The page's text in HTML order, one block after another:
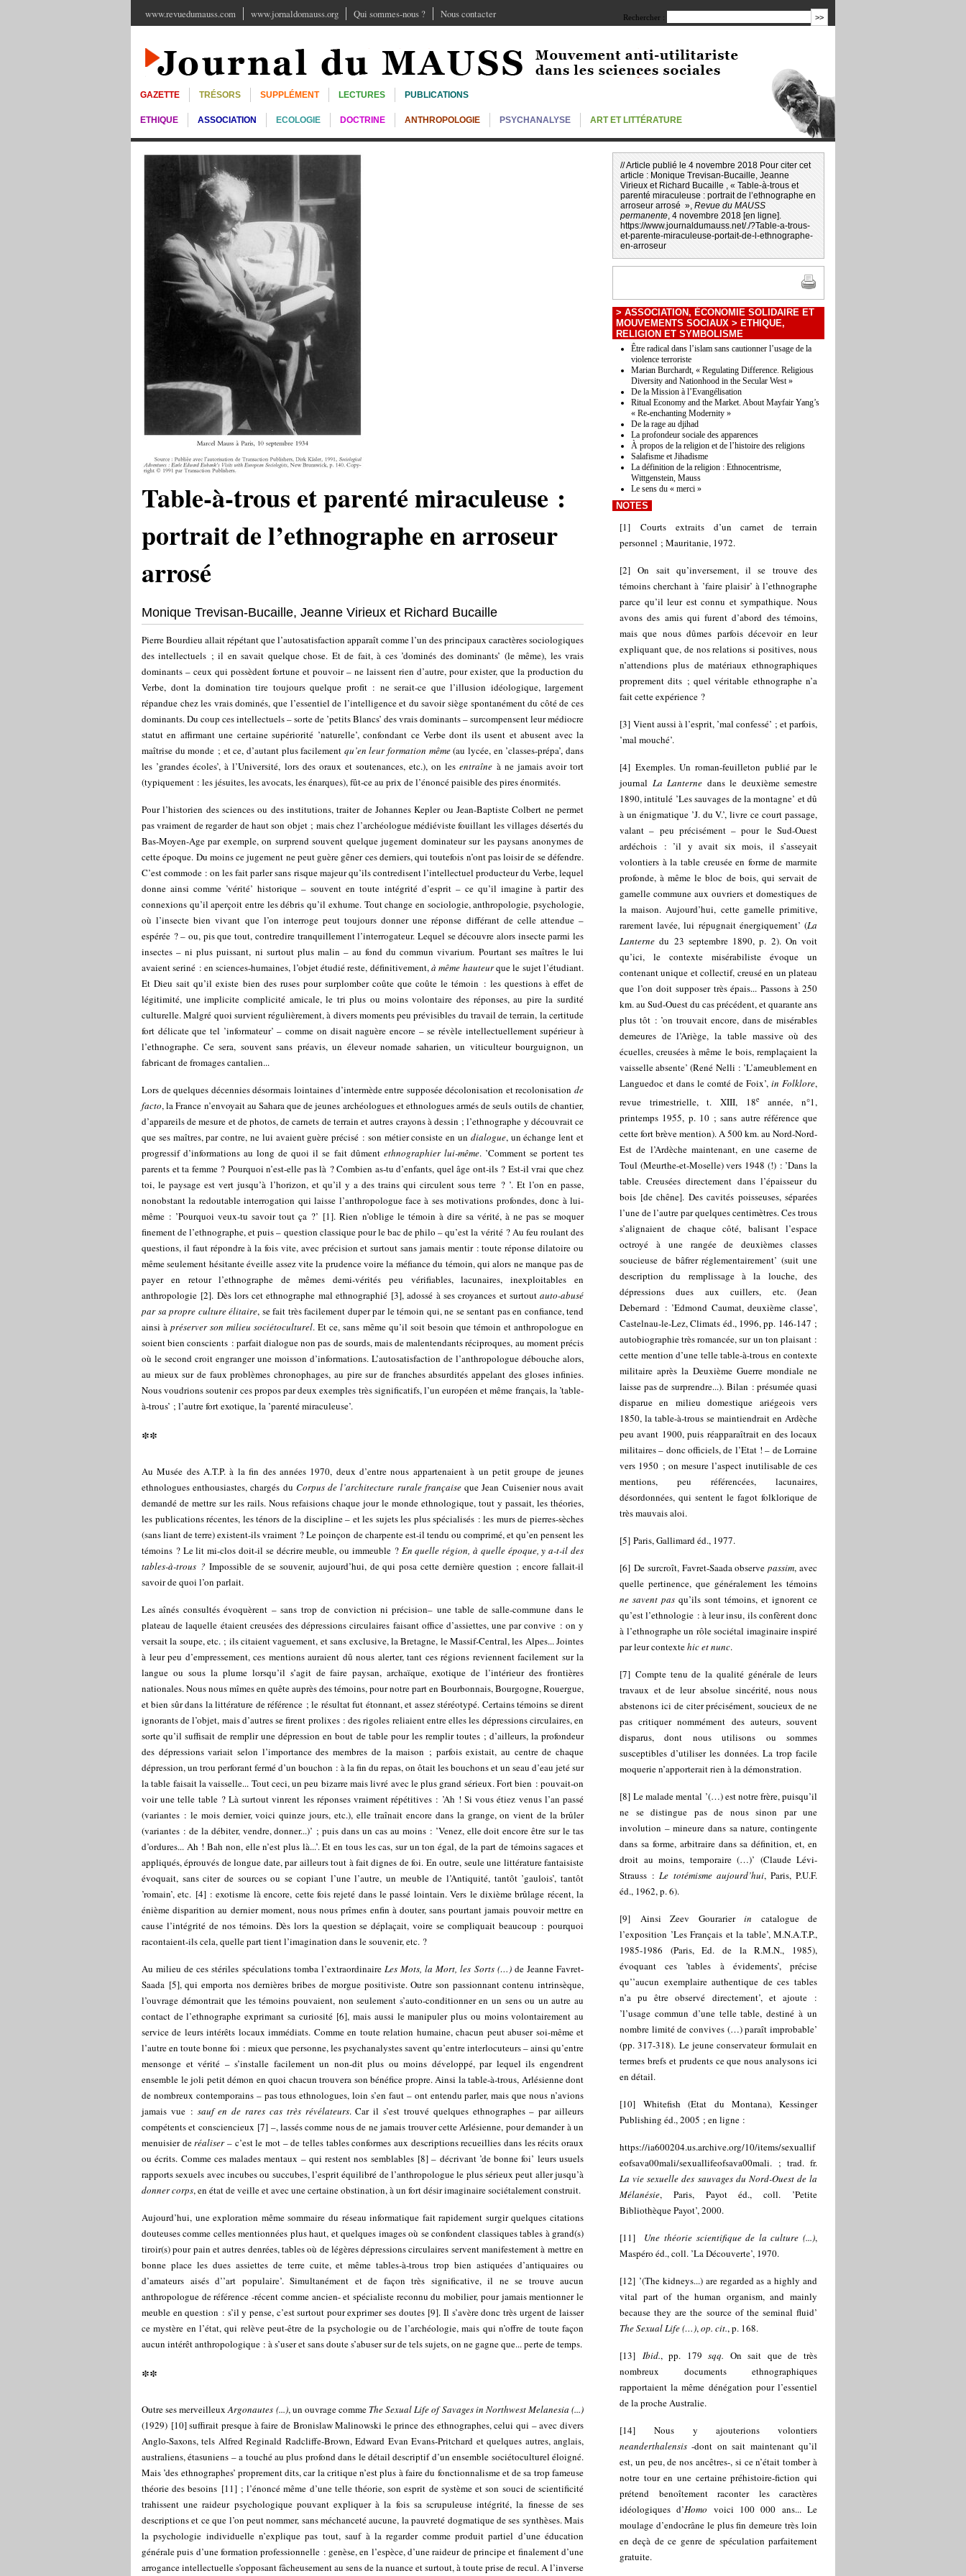
www.revuedumauss.com www.jornaldomauss.org Qui sommes-nous ? Nous contacter Rechercher :
GAZETTE TRÉSORS SUPPLÉMENT LECTURES PUBLICATIONS
ETHIQUE ASSOCIATION ECOLOGIE DOCTRINE ANTHROPOLOGIE PSYCHANALYSE ART ET LITTÉRATURE
Table-à-trous et parenté miraculeuse :
portrait de l’ethnographe en arroseur
arrosé
Monique Trevisan-Bucaille, Jeanne Virieux et Richard Bucaille
Pierre Bourdieu allait répétant que l’autosatisfaction apparaît comme l’un des principaux caractères sociologiques
des intellectuels ; il en savait quelque chose. Et de fait, à ces ’dominés des dominants’ (le même), les vrais
dominants – ceux qui possèdent fortune et pouvoir – ne laissent rien d’autre, pour exister, que la production du
Verbe, dont la domination tire toujours quelque profit : ne serait-ce que l’illusion idéologique, largement
répandue chez les vrais dominés, que l’essentiel de l’intelligence et du savoir siège spontanément du côté de ces
dominants. Du coup ces intellectuels – sorte de ’petits Blancs’ des vrais dominants – surcompensent leur médiocre
statut en affirmant une certaine supériorité ’naturelle’, confondant ce Verbe dont ils usent et abusent avec la
maîtrise du monde ; et ce, d’autant plus facilement qu’en leur formation même(au lycée, en ’classes-prépa’, dans
les ’grandes écoles’, à l’Université, lors des oraux et soutenances, etc.), on lesentraîne à ne jamais avoir tort
(typiquement : les jésuites, les avocats, les énarques), fût-ce au prix de l’énoncé paisible des pires énormités.
Pour l’historien des sciences ou des institutions, traiter de Johannes Kepler ou Jean-Baptiste Colbert ne permet
pas vraiment de regarder de haut son objet ; mais chez l’archéologue médiéviste fouillant les villages désertés du
Bas-Moyen-Age par exemple, on surprend souvent quelque jugement dominateur sur les paysans anonymes de
cette époque. Du moins ce jugement ne peut guère gêner ces derniers, qui toutefois n’ont pas loisir de se défendre.
C’est commode : on les fait parler sans risque majeur qu’ils contredisent l’intellectuel producteur du Verbe, lequel
donne ainsi comme ’vérité’ historique – souvent en toute intégrité d’esprit – ce qu’il imagine à partir des
connexions qu’il aperçoit entre les débris qu’il exhume. Tout change en sociologie, anthropologie, psychologie,
où l’insecte bien vivant que l’on interroge peut toujours donner une réponse différant de celle attendue –
espérée ? – ou, pis que tout, contredire tranquillement l’interrogateur. Lequel se découvre alors insecte parmi les
insectes – ni plus puissant, ni surtout plus malin – au fond du commun vivarium. Pourtant ses maîtres le lui
avaient seriné : en sciences-humaines, l’objet étudié reste, définitivement,à même hauteurque le sujet l’étudiant.
Et Dieu sait qu’il existe bien des ruses pour surplomber coûte que coûte le témoin : les questions à effet de
légitimité, une implicite complicité amicale, le tri plus ou moins volontaire des réponses, au pire la surdité
culturelle. Malgré quoi survient régulièrement, à divers moments peu prévisibles du travail de terrain, la certitude
fort délicate que tel ’informateur’ – comme on disait naguère encore – se révèle intellectuellement supérieur à
l’ethnographe. Ce sera, souvent sans préavis, un éleveur nomade saharien, un viticulteur bourguignon, un
fabricant de fromages cantalien...
Lors de quelques décennies désormais lointaines d’intermède entre supposée décolonisation et recolonisation de
facto, la France n’envoyait au Sahara que de jeunes archéologues et ethnologues armés de seuls outils de chantier,
d’appareils de mesure et de photos, de carnets de terrain et autres crayons à dessin ; l’ethnographe y découvrait ce
que ses maîtres, par contre, ne lui avaient guère précisé : son métier consiste en un dialogue, un échange lent et
progressif d’informations au long de quoi il se fait dûment ethnographier lui-même. ’Comment se portent tes
parents et ta femme ? Pourquoi n’est-elle pas là ? Combien as-tu d’enfants, quel âge ont-ils ? Est-il vrai que chez
toi, le paysage est vert jusqu’à l’horizon, et qu’il y a des trains qui circulent sous terre ? ’. Et l’on en passe,
nonobstant la redoutable interrogation qui laisse l’anthropologue face à ses motivations profondes, donc à lui-
même : ’Pourquoi veux-tu savoir tout ça ?’ [1]. Rien n’oblige le témoin à dire sa vérité, à ne pas se moquer
finement de l’ethnographe, et puis – question classique pour le bac de philo – qu’est la vérité ? Au feu roulant des
questions, il faut répondre à la fois vite, avec précision et surtout sans jamais mentir : toute réponse dilatoire ou
même seulement hésitante éveille assez vite la prudence voire la méfiance du témoin, qui alors ne manque pas de
payer en retour l’ethnographe de mêmes demi-vérités peu vérifiables, lacunaires, inexploitables en
anthropologie [2]. Dès lors cet ethnographe mal ethnographié[3], adossé à ses croyances et surtoutauto-abusé
par sa propre culture élitaire, se fait très facilement duper par le témoin qui, ne se sentant pas en confiance, tend
ainsi àpréserver son milieu sociétoculturel. Et ce, sans même qu’il soit besoin que témoin et anthropologue en
soient bien conscients : parfait dialogue non pas de sourds, mais de malentendants réciproques, au moment précis
où le second croit engranger une moisson d’informations. L’autosatisfaction de l’anthropologue débouche alors,
au mieux sur de faux problèmes chronophages, au pire sur de franches absurdités appelant des gloses infinies.
Nous voudrions soutenir ces propos par deux exemples très significatifs, l’un européen et même français, la ’table-
à-trous’ ; l’autre fort exotique, la ’parenté miraculeuse’.
**
Au Musée des A.T.P. à la fin des années 1970, deux d’entre nous appartenaient à un petit groupe de jeunes
ethnologues enthousiastes, chargés du Corpus de l’architecture rurale françaiseque Jean Cuisenier nous avait
demandé de mettre sur les rails. Nous refaisions chaque jour le monde ethnologique, tout y passait, les théories,
les publications récentes, les ténors de la discipline – et les sujets les plus spécialisés : les murs de pierres-sèches
(sans liant de terre) existent-ils vraiment ? Le poinçon de charpente est-il tendu ou comprimé, et qu’en pensent les
témoins ? Le lit mi-clos doit-il se décrire meuble, ou immeuble ? En quelle région, à quelle époque, y a-t-il des
tables-à-trous ? Impossible de se souvenir, aujourd’hui, de qui posa cette dernière question ; encore fallait-il
savoir de quoi l’on parlait.
Les aînés consultés évoquèrent – sans trop de conviction ni précision– une table de salle-commune dans le
plateau de laquelle étaient creusées des dépressions circulaires faisant office d’assiettes, une par convive : on y
versait la soupe, etc. ; ils citaient vaguement, et sans exclusive, la Bretagne, le Massif-Central, les Alpes... Jointes
à leur peu d’empressement, ces mentions auraient dû nous alerter, tant ces régions reviennent facilement sur la
langue ou sous la plume lorsqu’il s’agit de faire paysan, archaïque, exotique de l’intérieur des frontières
nationales. Nous nous mîmes en quête auprès des témoins, pour notre part en Bourbonnais, Bourgogne, Rouergue,
et bien sûr dans la littérature de référence ; le résultat fut étonnant, et assez stéréotypé. Certains témoins se dirent
ignorants de l’objet, mais d’autres se firent prolixes : des rigoles reliaient entre elles les dépressions circulaires, en
sorte qu’il suffisait de remplir une dépression en bout de table pour les remplir toutes ; d’ailleurs, la profondeur
des dépressions variait selon l’importance des membres de la maison ; parfois existait, au centre de chaque
dépression, un trou perforant fermé d’un bouchon : à la fin du repas, on ôtait les bouchons et un seau d’eau jeté sur
la table faisait la vaisselle... Tout ceci, un peu bizarre mais livré avec le plus grand sérieux. Fort bien : pouvait-on
voir une telle table ? Là surtout vinrent les réponses vraiment répétitives : ’Ah ! Si vous étiez venus l’an passé
(variantes : le mois dernier, voici quinze jours, etc.), elle traînait encore dans la grange, on vient de la brûler
(variantes : de la débiter, vendre, donner...)’ ; puis dans un cas au moins : ’Venez, elle doit encore être sur le tas
d’ordures... Ah ! Bah non, elle n’est plus là...’. Et en tous les cas, sur un ton égal, de la part de témoins sagaces et
appliqués, éprouvés de longue date, par ailleurs tout à fait dignes de foi. En outre, seule une littérature fantaisiste
évoquait, sans citer de sources ou se copiant l’une l’autre, un meuble de l’Antiquité, tantôt ’gaulois’, tantôt
’romain’, etc. [4]: exotisme là encore, cette fois rejeté dans le passé lointain. Vers le dixième brûlage récent, la
énième disparition au dernier moment, nous nous prîmes enfin à douter, sans pourtant jamais pouvoir mettre en
cause l’intégrité de nos témoins. Dès lors la question se déplaçait, voire se compliquait beaucoup : pourquoi
racontaient-ils cela, quelle part tient l’imagination dans le souvenir, etc. ?
Au milieu de ces stériles spéculations tomba l’extraordinaire Les Mots, la Mort, les Sorts (…) de Jeanne Favret-
Saada [5], qui emporta nos dernières bribes de morgue positiviste. Outre son passionnant contenu intrinsèque,
l’ouvrage démontrait que les témoins pouvaient, non seulement s’auto-conditionner en un sens ou un autre au
contact de l’ethnographe exprimant sa curiosité[6], mais aussi le manipuler plus ou moins volontairement au
service de leurs intérêts locaux immédiats. Comme en toute relation humaine, chacun peut abuser soi-même et
l’autre en toute bonne foi : mieux que personne, les psychanalystes savent qu’entre interlocuteurs – ainsi qu’entre
mensonge et vérité – s’installe facilement un non-dit plus ou moins développé, par lequel ils engendrent
ensemble le joli petit démon en quoi chacun trouvera son bénéfice propre. Ainsi la table-à-trous, Arlésienne dont
de nombreux contemporains – pas tous ethnologues, loin s’en faut – ont entendu parler, mais que nous n’avions
jamais vue : sauf en de rares cas très révélateurs. Car il s’est trouvé quelques ethnographes – par ailleurs
compétents et consciencieux [7] –, lassés comme nous de ne jamais trouver cette Arlésienne, pour demander à un
menuisier deréaliser– c’est le mot – de telles tables conformes aux descriptions recueillies dans les récits oraux
ou écrits. Comme ces malades mentaux – qui restent nos semblables[8] – décrivant ’de bonne foi’ leurs usuels
rapports sexuels avec incubes ou succubes, l’esprit équilibré de l’anthropologue le plus sérieux peut aller jusqu’à
donner corps, en état de veille et avec une certaine obstination, à un fort désir imaginaire sociétalement construit.
Aujourd’hui, une exploration même sommaire du réseau informatique fait rapidement surgir quelques citations
douteuses comme celles mentionnées plus haut, et quelques images où se confondent classiques tables à grand(s)
tiroir(s) pour pain et autres denrées, tables où de légères dépressions circulaires servent manifestement à mettre en
bonne place les dues assiettes de terre cuite, et même tables-à-trous trop bien astiquées d’antiquaires ou
d’amateurs aisés d’’art populaire’. Simultanément et de façon très significative, il ne se trouve aucun
anthropologue de référence -récent comme ancien- et spécialiste reconnu du mobilier, pour jamais mentionner le
meuble en question : s’il y pense, c’est surtout pour exprimer ses doutes[9]. Il s’avère donc très urgent de laisser
ce mystère en l’état, qui relève peut-être de la psychologie ou de l’archéologie, mais qui n’offre de toute façon
aucun intérêt anthropologique : à s’user et sans doute s’abuser sur de tels sujets, on ne gagne que... perte de temps.
**
Outre ses merveilleuxArgonautes (...), un ouvrage comme TheSexual Life of Savages in Northwest Melanesia (...)
(1929) [10]suffirait presque à faire de Bronislaw Malinowski le prince des ethnographes, celui qui – avec divers
Anglo-Saxons, tels Alfred Reginald Radcliffe-Brown, Edward Evan Evans-Pritchard et quelques autres, anglais,
australiens, étasuniens – a touché au plus profond dans le détail descriptif d’un ensemble sociétoculturel éloigné.
Mais ’des ethnographes’ proprement dits, car la critique n’est plus à faire du fonctionnalisme et de sa trop fameuse
théorie des besoins [11]; l’énoncé même d’une telle théorie, son esprit de système et son souci de scientificité
trahissent une raideur psychologique pouvant expliquer à la fois sa scrupuleuse intégrité, la finesse de ses
descriptions et ce que l’on peut nommer, sans méchanceté aucune, la pauvreté dogmatique de ses synthèses. Mais
la psychologie individuelle n’explique pas tout, sauf à la regarder comme produit partiel d’une éducation
générale puis d’une formation professionnelle : genèse, en l’espèce, d’une raideur de principe et finalement d’une
arrogance intellectuelle s’opposant fâcheusement au sens de la nuance et surtout, à toute prise de recul. A l’inverse
// Article publié le 4 novembre 2018 Pour citer cet
article : Monique Trevisan-Bucaille, Jeanne
Virieux et Richard Bucaille , « Table-à-trous et
parenté miraculeuse : portrait de l’ethnographe en
arroseur arrosé », Revue du MAUSS
permanente, 4 novembre 2018 [en ligne].
https://www.journaldumauss.net/./?Table-a-trous-
et-parente-miraculeuse-portait-de-l-ethnographe-
en-arroseur
> ASSOCIATION, ÉCONOMIE SOLIDAIRE ET
MOUVEMENTS SOCIAUX > ETHIQUE,
RELIGION ET SYMBOLISME
Être radical dans l’islam sans cautionner l’usage de la
violence terroriste
Marian Burchardt, « Regulating Difference. Religious
Diversity and Nationhood in the Secular West »
De la Mission à l’Evangélisation
Ritual Economy and the Market. About Mayfair Yang’s
« Re-enchanting Modernity »
De la rage au djihad
La profondeur sociale des apparences
À propos de la religion et de l’histoire des religions
Salafisme et Jihadisme
La définition de la religion : Ethnocentrisme,
Wittgenstein, Mauss
Le sens du « merci »
NOTES
[1] Courts extraits d’un carnet de terrain
personnel ; Mauritanie, 1972.
[2]On sait qu’inversement, il se trouve des
témoins cherchant à ’faire plaisir’ à l’ethnographe
parce qu’il leur est connu et sympathique. Nous
avons des amis qui furent d’abord des témoins,
mais que nous dûmes parfois décevoir en leur
expliquant que, de nos relations si positives, nous
n’attendions plus de matériaux ethnographiques
proprement dits ; quel véritable ethnographe n’a
fait cette expérience ?
[3] Vient aussi à l’esprit, ’mal confessé’ ; et parfois,
’mal mouché’.
[4] Exemples. Un roman-feuilleton publié par le
journal La Lanterne dans le deuxième semestre
1890, intitulé ’Les sauvages de la montagne’ et dû
à un énigmatique ’J. du V.’, livre ce court passage,
valant – peu précisément – pour le Sud-Ouest
ardéchois : ’il y avait six mois, il s’asseyait
volontiers à la table creusée en forme de marmite
profonde, à même le bloc de bois, qui servait de
gamelle commune aux ouvriers et domestiques de
la maison. Aujourd’hui, cette gamelle primitive,
rarement lavée, lui répugnait énergiquement’ (La
Lanterne du 23 septembre 1890, p. 2). On voit
qu’ici, le contexte misérabiliste évoque un
contenant unique et collectif, creusé en un plateau
que l’on doit supposer très épais... Passons à 250
km. au Sud-Ouest du cas précédent, et quarante ans
plus tôt : ’on trouvait encore, dans de misérables
demeures de l’Ariège, la table massive où des
écuelles, creusées à même le bois, remplaçaient la
vaisselle absente’ (René Nelli : ’L’ameublement en
Languedoc et dans le comté de Foix’, in Folklore,
revue trimestrielle, t. XIII, 18e
année, n°1,
printemps 1955, p. 10 ; sans autre référence que
cette fort brève mention). A 500 km. au Nord-Nord-
Est de l’Ardèche maintenant, en une caserne de
Toul (Meurthe-et-Moselle) vers 1948 (!) : ’Dans la
table. Creusées directement dans l’épaisseur du
bois [de chêne]. Des cavités poisseuses, séparées
l’une de l’autre par quelques centimètres. Ces trous
s’alignaient de chaque côté, balisant l’espace
octroyé à une rangée de deuxièmes classes
soucieuse de bâfrer réglementairement’ (suit une
description du remplissage à la louche, des
dépressions dues aux cuillers, etc. (Jean
Debernard : ’Edmond Caumat, deuxième classe’,
Castelnau-le-Lez, Climats éd., 1996, pp. 146-147 ;
autobiographie très romancée, sur un ton plaisant :
cette mention d’une telle table-à-trous en contexte
militaire après la Deuxième Guerre mondiale ne
laisse pas de surprendre...). Bilan : présumée quasi
disparue en milieu domestique ariégeois vers
1850, la table-à-trous se maintiendrait en Ardèche
peu avant 1900, puis réapparaîtrait en des locaux
militaires – donc officiels, de l’Etat ! – de Lorraine
vers 1950 ; on mesure l’aspect inutilisable de ces
mentions, peu référencées, lacunaires,
désordonnées, qui sentent le fagot folklorique de
très mauvais aloi.
[5] Paris, Gallimard éd., 1977.
[6] De surcroît, Favret-Saada observepassim, avec
quelle pertinence, que généralement les témoins
ne savent pas qu’ils sont témoins, et ignorent ce
qu’est l’ethnologie : à leur insu, ils confèrent donc
à l’ethnographe un rôle sociétal imaginaire inspiré
par leur contextehic et nunc.
[7] Compte tenu de la qualité générale de leurs
travaux et de leur absolue sincérité, nous nous
abstenons ici de citer précisément, soucieux de ne
pas critiquer nommément des auteurs, souvent
disparus, dont nous utilisons ou sommes
susceptibles d’utiliser les données. La trop facile
moquerie n’apporterait rien à la démonstration.
[8]Le malade mental ’(…) est notre frère, puisqu’il
ne se distingue pas de nous sinon par une
involution – mineure dans sa nature, contingente
dans sa forme, arbitraire dans sa définition, et, en
droit au moins, temporaire (…)’ (Claude Lévi-
Strauss :Le totémisme aujourd’hui, Paris, P.U.F.
éd., 1962, p. 6).
[9] Ainsi Zeev Gourarier in catalogue de
l’exposition ’Les Français et la table’, M.N.A.T.P.,
1985-1986 (Paris, Ed. de la R.M.N., 1985),
évoquant ces ’tables à évidements’, précise
qu’’aucun exemplaire authentique de ces tables
n’a pu être observé directement’, et ajoute :
’l’usage commun d’une telle table, destiné à un
nombre limité de convives (…) paraît improbable’
(pp. 317-318). Le jeune conservateur formulait en
termes brefs et prudents ce que nous analysons ici
en détail.
[10]Whitefish (Etat du Montana), Kessinger
Publishing éd., 2005 ; en ligne :
https://ia600204.us.archive.org/10/items/sexuallif
eofsava00mali/sexuallifeofsava00mali. ; trad. fr.
La vie sexuelle des sauvages du Nord-Ouest de la
Mélanésie, Paris, Payot éd., coll. ’Petite
Bibliothèque Payot’, 2000.
[11] Une théorie scientifique de la culture (...),
Maspéro éd., coll. ’La Découverte’, 1970.
[12] ’(The kidneys...) are regarded as a highly and
vital part of the human organism, and mainly
because they are the source of the seminal fluid’
The Sexual Life (…),op. cit., p. 168.
[13] Ibid., pp. 179sqq. On sait que de très
nombreux documents ethnographiques
rapportaient la même dénégation pour l’essentiel
de la proche Australie.
[14]Nous y ajouterions volontiers
neanderthalensis -dont on sait maintenant qu’il
est, un peu, de nos ancêtres-, si ce n’était tomber à
notre tour en une certaine préhistoire-fiction qui
prétend benoîtement raconter les caractères
idéologiques d’Homo voici 100 000 ans... Le
moulage d’endocrâne le plus fin demeure très loin
en deçà de ce genre de spéculation parfaitement
gratuite.